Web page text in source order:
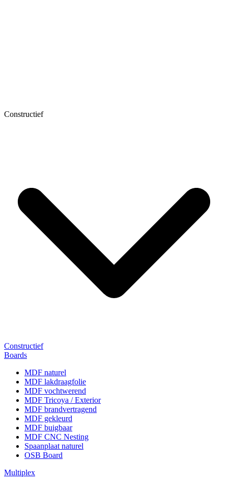
Constructief
Constructief
Boards
MDF naturel
MDF lakdraagfolie
MDF vochtwerend
MDF Tricoya / Exterior
MDF brandvertragend
MDF gekleurd
MDF buigbaar
MDF CNC Nesting
Spaanplaat naturel
OSB Board
Multiplex